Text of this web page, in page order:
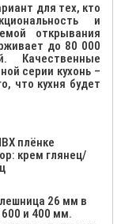
для тех, кто
и
открывания
до 80 000
Качественные
серии кухонь –
что кухня будет
плёнке
крем глянец/
26 мм в
и 400 мм.